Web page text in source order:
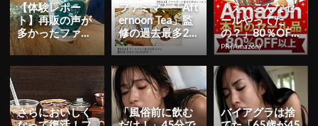
【体験レポー
ト】再販の声が
多かったファミ
マの「アフタヌ
ーンティー ロイ
ヤルミルク...
ファミマ、「Aft
ernoon Tea」監
修の過去最多25
種類のコラボ商
品を展開...
「え、こんなセ
ールやってた
の？」80％OFF
以上が続々登
場！Amazonの本
気が...
PR(Amazon)
さらにおいしく
「風俗前に飲む
バイアグラは捨